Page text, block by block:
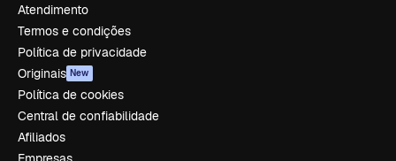
Atendimento
Termos e condições
Política de privacidade
Originais New
Política de cookies
Central de confiabilidade
Afiliados